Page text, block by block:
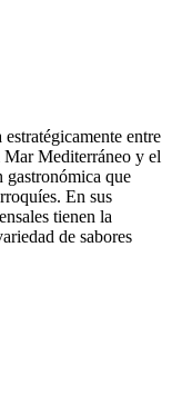
entre
Mar Mediterráneo y el
que
En sus
tienen la
de sabores